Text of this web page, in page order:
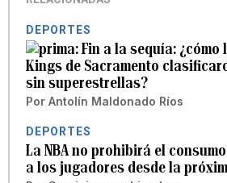
DEPORTES
Fin a la sequía:
Kings de Sacramento
sin superestrellas?
Por Antolín Maldonado Ríos
DEPORTES
La NBA no prohibirá el
a los jugadores desde la